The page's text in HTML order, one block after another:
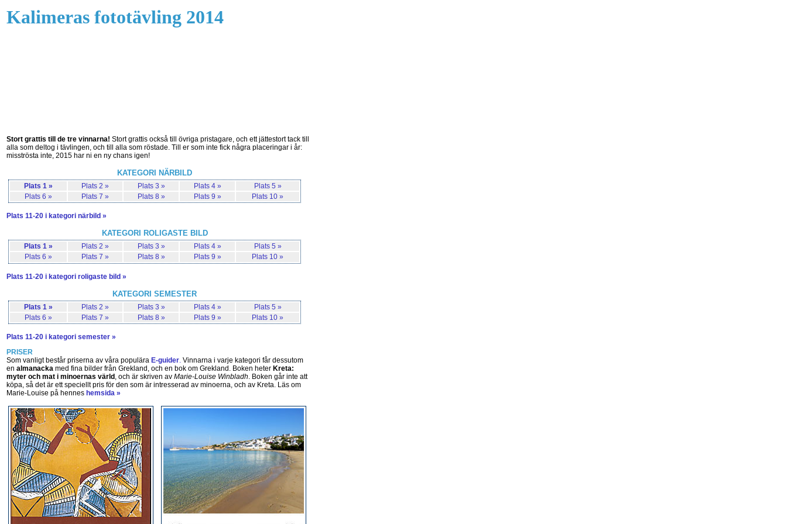
Kalimeras fototävling 2014
Stort grattis till de tre vinnarna! Stort grattis också till övriga pristagare, och ett jättestort tack till
alla som deltog i tävlingen, och till alla som röstade. Till er som inte fick några placeringar i år:
misströsta inte, 2015 har ni en ny chans igen!
KATEGORI NÄRBILD
Plats 1 » Plats 2 » Plats 3 » Plats 4 »
Plats 5 »
Plats 6 »
Plats 7 » Plats 8 » Plats 9 » Plats 10 »
Plats 11-20 i kategori närbild »
KATEGORI ROLIGASTE BILD
Plats 1 » Plats 2 » Plats 3 » Plats 4 »
Plats 5 »
Plats 6 »
Plats 7 » Plats 8 » Plats 9 » Plats 10 »
Plats 11-20 i kategori roligaste bild »
KATEGORI SEMESTER
Plats 1 » Plats 2 » Plats 3 » Plats 4 »
Plats 5 »
Plats 6 »
Plats 7 » Plats 8 » Plats 9 » Plats 10 »
Plats 11-20 i kategori semester »
PRISER
Som vanligt består priserna av våra populära E-guider. Vinnarna i varje kategori får dessutom
en almanacka med fina bilder från Grekland, och en bok om Grekland. Boken heter Kreta:
myter och mat i minoernas värld , och är skriven av Marie-Louise Winbladh. Boken går inte att
köpa, så det är ett speciellt pris för den som är intresserad av minoerna, och av Kreta. Läs om
Marie-Louise på hennes hemsida »